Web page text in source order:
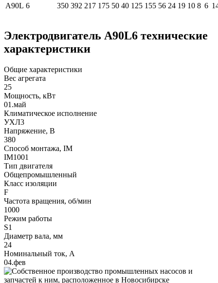
А90L 6 350 392 217 175 50 40 125 155 56 24 19 10 8 6
Электродвигатель А90L6 технические
характеристики
Общие характеристики
Вес агрегата
25
Мощность, кВт
01.май
Климатическое исполнение
УХЛ3
Напряжение, В
380
Способ монтажа, IM
IM1001
Тип двигателя
Общепромышленный
Класс изоляции
F
Частота вращения, об/мин
1000
Режим работы
S1
Диаметр вала, мм
24
Номинальный ток, А
04.фев